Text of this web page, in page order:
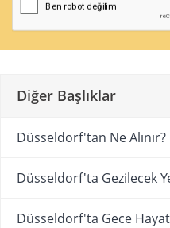
Diğer Başlıklar
Düsseldorf'tan Ne Alınır?
Düsseldorf'ta Gezilecek
Düsseldorf'ta Gece